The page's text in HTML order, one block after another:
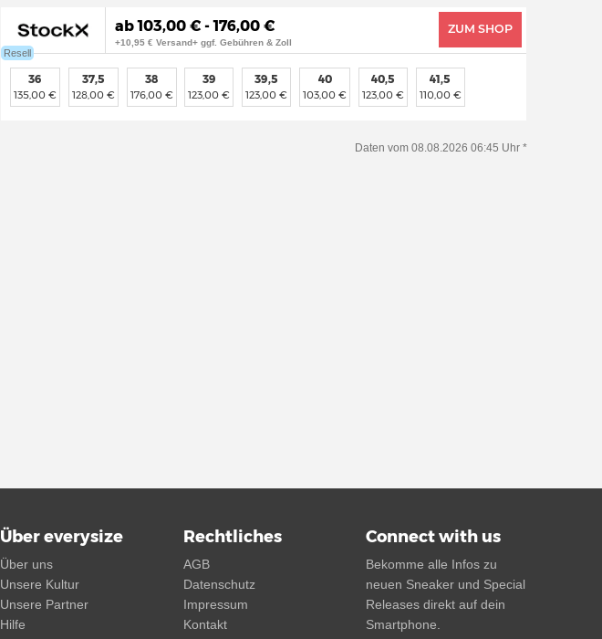
Resell
ab 103,00 € - 176,00 €
+10,95 € Versand+ ggf. Gebühren & Zoll
ZUM SHOP
36
135,00 €
37,5
128,00 €
38
176,00 €
39
123,00 €
39,5
123,00 €
40
103,00 €
40,5
123,00 €
41,5
110,00 €
Daten vom 08.08.2026 06:45 Uhr *
Über everysize
Über uns
Unsere Kultur
Unsere Partner
Hilfe
Rechtliches
AGB
Datenschutz
Impressum
Kontakt
Connect with us
Bekomme alle Infos zu
neuen Sneaker und Special
Releases direkt auf dein
Smartphone.